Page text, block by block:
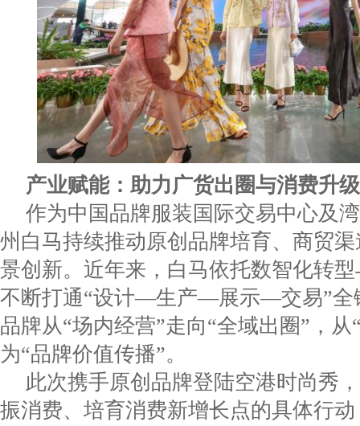
产业赋能： 助力广货出圈与消费升级
作为中国品牌服装国际交易中心及
州白马持续推动原创品牌培育、商贸
景创新。近年来，白马依托数智化转
不断打通“设计—生产—展示—交易”全
品牌从“场内经营”走向“全域出圈”，从
为“品牌价值传播”。
此次携手原创品牌登陆空港时尚秀
振消费、培育消费新增长点的具体行